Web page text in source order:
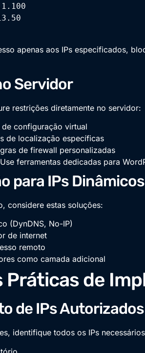
apenas aos IPs especificados,
Servidor
restrições diretamente no servidor:
configuração virtual
de localização específicas
de firewall personalizadas
ferramentas dedicadas para
para IPs Dinâmicos
considere estas soluções:
(DynDNS, No-IP)
de internet
remoto
como camada adicional
Práticas de
de IPs Autorizados
identifique todos os IPs